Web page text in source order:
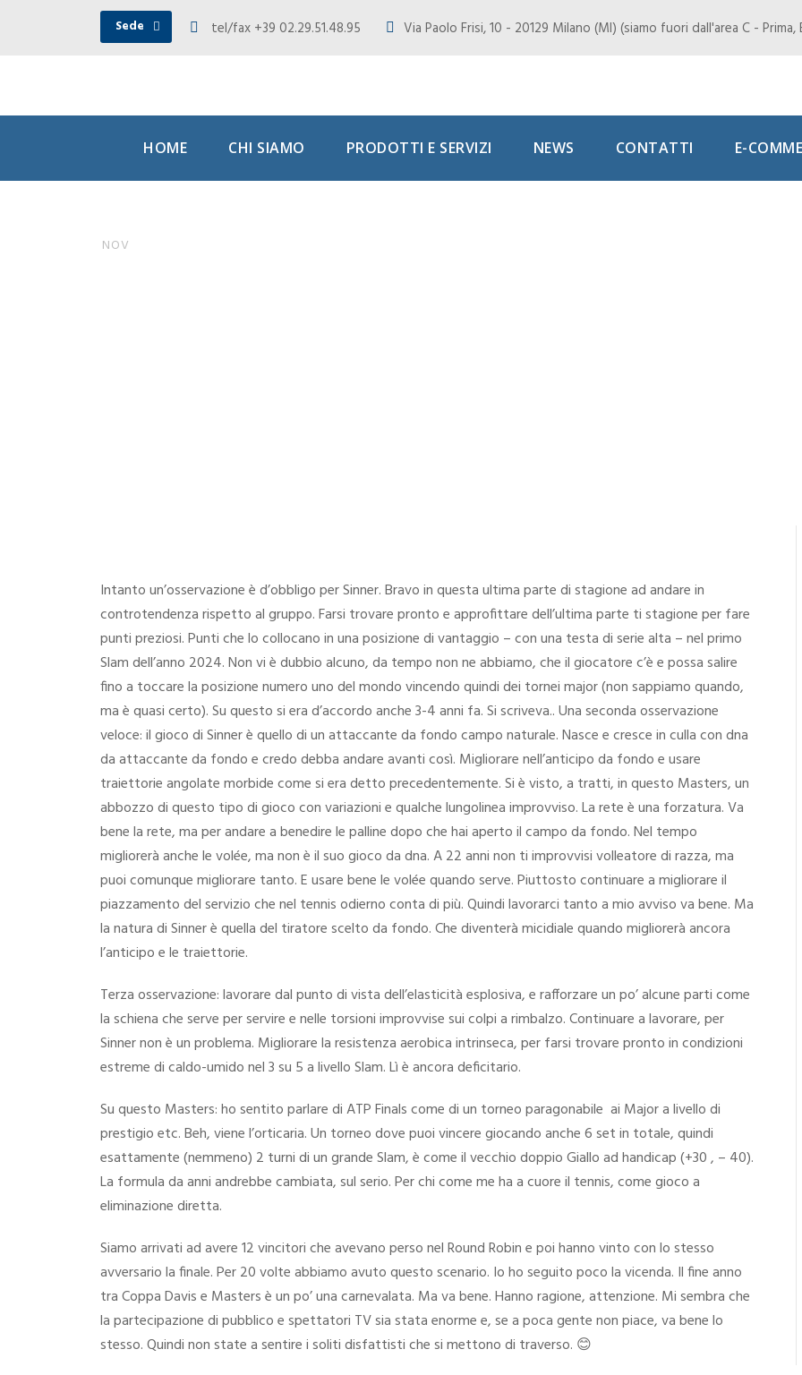
Sede tel/fax +39 02.29.51.48.95 Via Paolo Frisi, 10 - 20129 Milano (MI) (siamo fuori dall'area C - Prima,
HOME CHI SIAMO PRODOTTI E SERVIZI NEWS CONTATTI E-
NOV
Intanto un’osservazione è d’obbligo per Sinner. Bravo in questa ultima parte di stagione ad andare in
controtendenza rispetto al gruppo. Farsi trovare pronto e approfittare dell’ultima parte ti stagione per fare
punti preziosi. Punti che lo collocano in una posizione di vantaggio – con una testa di serie alta – nel primo
Slam dell’anno 2024. Non vi è dubbio alcuno, da tempo non ne abbiamo, che il giocatore c’è e possa salire
fino a toccare la posizione numero uno del mondo vincendo quindi dei tornei major (non sappiamo quando,
ma è quasi certo). Su questo si era d’accordo anche 3-4 anni fa. Si scriveva.. Una seconda osservazione
veloce: il gioco di Sinner è quello di un attaccante da fondo campo naturale. Nasce e cresce in culla con dna
da attaccante da fondo e credo debba andare avanti così. Migliorare nell’anticipo da fondo e usare
traiettorie angolate morbide come si era detto precedentemente. Si è visto, a tratti, in questo Masters, un
abbozzo di questo tipo di gioco con variazioni e qualche lungolinea improvviso. La rete è una forzatura. Va
bene la rete, ma per andare a benedire le palline dopo che hai aperto il campo da fondo. Nel tempo
migliorerà anche le volée, ma non è il suo gioco da dna. A 22 anni non ti improvvisi volleatore di razza, ma
puoi comunque migliorare tanto. E usare bene le volée quando serve. Piuttosto continuare a migliorare il
piazzamento del servizio che nel tennis odierno conta di più. Quindi lavorarci tanto a mio avviso va bene. Ma
la natura di Sinner è quella del tiratore scelto da fondo. Che diventerà micidiale quando migliorerà ancora
l’anticipo e le traiettorie.
Terza osservazione: lavorare dal punto di vista dell’elasticità esplosiva, e rafforzare un po’ alcune parti come
la schiena che serve per servire e nelle torsioni improvvise sui colpi a rimbalzo. Continuare a lavorare, per
Sinner non è un problema. Migliorare la resistenza aerobica intrinseca, per farsi trovare pronto in condizioni
estreme di caldo-umido nel 3 su 5 a livello Slam. Lì è ancora deficitario.
Su questo Masters: ho sentito parlare di ATP Finals come di un torneo paragonabile ai Major a livello di
prestigio etc. Beh, viene l’orticaria. Un torneo dove puoi vincere giocando anche 6 set in totale, quindi
esattamente (nemmeno) 2 turni di un grande Slam, è come il vecchio doppio Giallo ad handicap (+30 , – 40).
La formula da anni andrebbe cambiata, sul serio. Per chi come me ha a cuore il tennis, come gioco a
eliminazione diretta.
Siamo arrivati ad avere 12 vincitori che avevano perso nel Round Robin e poi hanno vinto con lo stesso
avversario la finale. Per 20 volte abbiamo avuto questo scenario. Io ho seguito poco la vicenda. Il fine anno
tra Coppa Davis e Masters è un po’ una carnevalata. Ma va bene. Hanno ragione, attenzione. Mi sembra che
la partecipazione di pubblico e spettatori TV sia stata enorme e, se a poca gente non piace, va bene lo
stesso. Quindi non state a sentire i soliti disfattisti che si mettono di traverso. 😊